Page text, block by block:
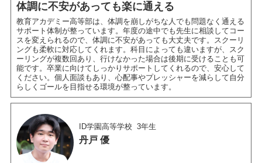
体調に不安があっても楽に通える
教育アカデミー高等部は、体調を崩しがちな人でも問題なく通える
サポート体制が整っています。年度の途中でも先生に相談してコー
スを変えられるので、体調に不安があっても大丈夫です。スクーリ
ングも柔軟に対応してくれます。科目によっても違いますが、スク
ーリングが複数回あり、行けなかった場合は後期に受けることも可
能です。卒業に向けてしっかりサポートしてくれるので、安心して
ください。個人面談もあり、心配事やプレッシャーを減らして自分
らしくゴールを目指せる環境が整っています。
ID学園高等学校 3年生
丹戸 優